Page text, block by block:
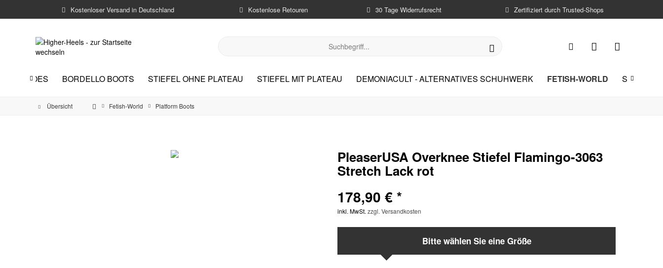
Kostenloser Versand in Deutschland Kostenlose Retouren 30 Tage Widerrufsrecht Zertifiziert durch Trusted-Shops
SHOES BORDELLO BOOTS STIEFEL OHNE PLATEAU STIEFEL MIT PLATEAU DEMONIACULT - ALTERNATIVES SCHUHWERK FETISH-WORLD
 
Übersicht Fetish-World Platform Boots
PleaserUSA Overknee Stiefel Flamingo-3063
Stretch Lack rot
178,90 € *
inkl. MwSt. zzgl. Versandkosten
Bitte wählen Sie eine Größe